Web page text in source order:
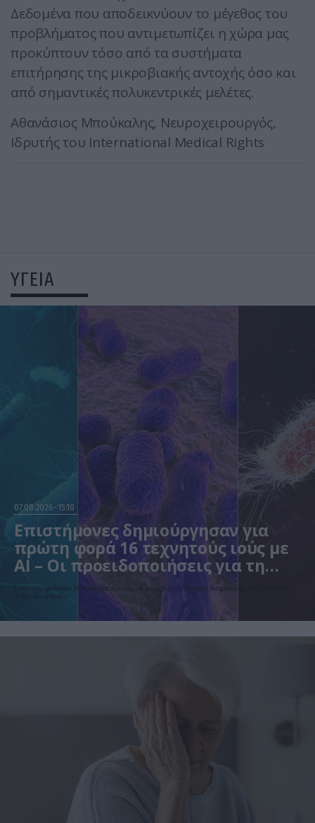
Δεδομένα που αποδεικνύουν το μέγεθος του
προβλήματος που αντιμετωπίζει η χώρα μας
προκύπτουν τόσο από τα συστήματα
επιτήρησης της μικροβιακής αντοχής όσο και
από σημαντικές πολυκεντρικές μελέτες.
Αθανάσιος Μπούκαλης, Νευροχειρουργός,
Ιδρυτής του International Medical Rights
ΥΓΕΙΑ
07.08.2026 15:10
Επιστήμονες δημιούργησαν για
πρώτη φορά 16 τεχνητούς ιούς με
AI – Οι προειδοποιήσεις για τη
βιοασφάλεια
Ερευνητές σχεδίασαν 16 νέους βακτηριοφάγους με τη βοήθεια Τεχνητής Νοημοσύνης που εξοντώνουν
ανθεκτικά μικρόβια